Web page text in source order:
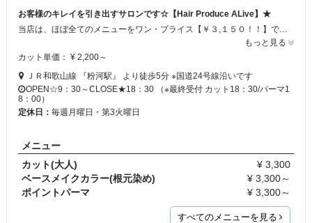
お客様のキレイを引き出すサロンです☆【Hair Produce ALive】★
もっと見る
カット単価： ¥ 2,200～
ＪＲ和歌山線 『粉河駅』 より徒歩5分 ※国道24号線沿いです
OPEN☆9：30～CLOSE★18：30 （※最終受付 カット18：30/パーマ1
8：00）
定休日： 毎週月曜日・第3火曜日
メニュー
カット(大人)
¥ 3,300
ベースメイクカラー(根元染め)
¥ 3,300～
ポイントパーマ
¥ 3,300～
すべてのメニューを見る